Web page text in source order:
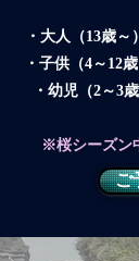
・大人（13歳
・子供（4～12
・幼児（2～3
​※桜シーズン
ご